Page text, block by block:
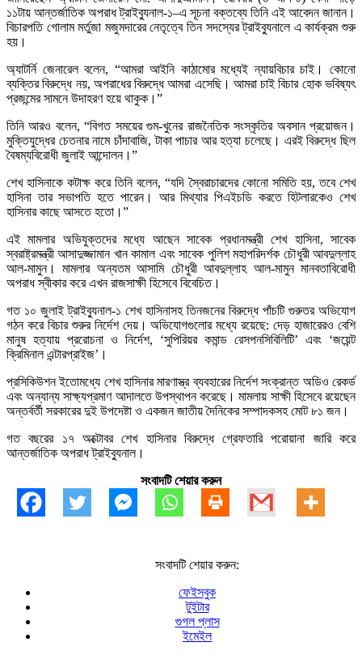
১১টায় আন্তর্জাতিক অপরাধ ট্রাইব্যুনাল-১–এ সূচনা বক্তব্যে তিনি এই আবেদন জানান।
বিচারপতি গোলাম মর্তুজা মজুমদারের নেতৃত্বে তিন সদস্যের ট্রাইব্যুনালে এ কার্যক্রম শুরু
হয়।
অ্যাটর্নি জেনারেল বলেন, “আমরা আইনি কাঠামোর মধ্যেই ন্যায়বিচার চাই। কোনো
ব্যক্তির বিরুদ্ধে নয়, অপরাধের বিরুদ্ধে আমরা এসেছি। আমরা চাই বিচার হোক ভবিষ্যৎ
প্রজন্মের সামনে উদাহরণ হয়ে থাকুক।”
তিনি আরও বলেন, “বিগত সময়ের গুম-খুনের রাজনৈতিক সংস্কৃতির অবসান প্রয়োজন।
মুক্তিযুদ্ধের চেতনার নামে চাঁদাবাজি, টাকা পাচার আর হত্যা চলেছে। এরই বিরুদ্ধে ছিল
বৈষম্যবিরোধী জুলাই আন্দোলন।”
শেখ হাসিনাকে কটাক্ষ করে তিনি বলেন, “যদি স্বৈরাচারদের কোনো সমিতি হয়, তবে শেখ
হাসিনা তার সভাপতি হতে পারেন। আর মিথ্যার পিএইচডি করতে হিটলারকেও শেখ
হাসিনার কাছে আসতে হতো।”
এই মামলার অভিযুক্তদের মধ্যে আছেন সাবেক প্রধানমন্ত্রী শেখ হাসিনা, সাবেক
স্বরাষ্ট্রমন্ত্রী আসাদুজ্জামান খান কামাল এবং সাবেক পুলিশ মহাপরিদর্শক চৌধুরী আবদুল্লাহ
আল-মামুন। মামলার অন্যতম আসামি চৌধুরী আবদুল্লাহ আল-মামুন মানবতাবিরোধী
অপরাধ স্বীকার করে এখন রাজসাক্ষী হিসেবে বিবেচিত।
গত ১০ জুলাই ট্রাইব্যুনাল-১ শেখ হাসিনাসহ তিনজনের বিরুদ্ধে পাঁচটি গুরুতর অভিযোগ
গঠন করে বিচার শুরুর নির্দেশ দেয়। অভিযোগগুলোর মধ্যে রয়েছে: দেড় হাজারেরও বেশি
মানুষ হত্যায় প্ররোচনা ও নির্দেশ, ‘সুপিরিয়র কমান্ড রেসপনসিবিলিটি’ এবং ‘জয়েন্ট
ক্রিমিনাল এন্টারপ্রাইজ’।
প্রসিকিউশন ইতোমধ্যে শেখ হাসিনার মারণাস্ত্র ব্যবহারের নির্দেশ সংক্রান্ত অডিও রেকর্ড
এবং অন্যান্য সাক্ষ্যপ্রমাণ আদালতে উপস্থাপন করেছে। মামলায় সাক্ষী হিসেবে রয়েছেন
অন্তর্বর্তী সরকারের দুই উপদেষ্টা ও একজন জাতীয় দৈনিকের সম্পাদকসহ মোট ৮১ জন।
গত বছরের ১৭ অক্টোবর শেখ হাসিনার বিরুদ্ধে গ্রেফতারি পরোয়ানা জারি করে
আন্তর্জাতিক অপরাধ ট্রাইব্যুনাল।
সংবাদটি শেয়ার করুন
সংবাদটি শেয়ার করুন:
ফেইসবুক
টুইটার
গুগল প্লাস
ইমেইল